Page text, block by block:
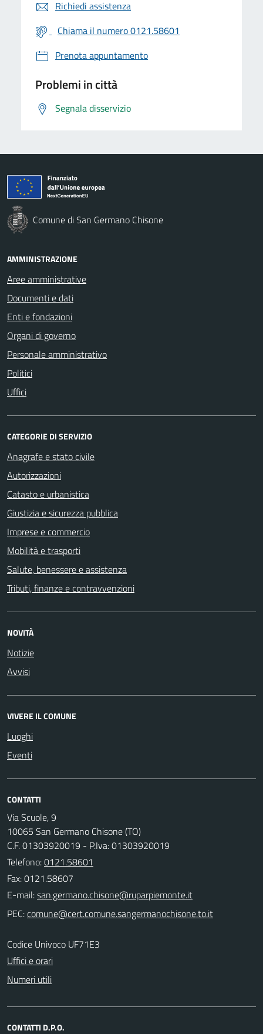
Richiedi assistenza
Chiama il numero 0121.58601
Prenota appuntamento
Problemi in città
Segnala disservizio
Comune di San Germano Chisone
AMMINISTRAZIONE
Aree amministrative
Documenti e dati
Enti e fondazioni
Organi di governo
Personale amministrativo
Politici
Uffici
CATEGORIE DI SERVIZIO
Anagrafe e stato civile
Autorizzazioni
Catasto e urbanistica
Giustizia e sicurezza pubblica
Imprese e commercio
Mobilità e trasporti
Salute, benessere e assistenza
Tributi, finanze e contravvenzioni
NOVITÀ
Notizie
Avvisi
VIVERE IL COMUNE
Luoghi
Eventi
CONTATTI
Via Scuole, 9
10065 San Germano Chisone (TO)
C.F. 01303920019 - P.Iva: 01303920019
Telefono:0121.58601
Fax: 0121.58607
E-mail:
PEC:
Codice Univoco UF71E3
Uffici e orari
Numeri utili
CONTATTI D.P.O.